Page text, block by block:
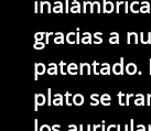
gracias a
patentado.
plato se